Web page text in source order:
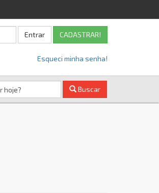
Entrar CADASTRAR!
Esqueci minha senha!
Buscar